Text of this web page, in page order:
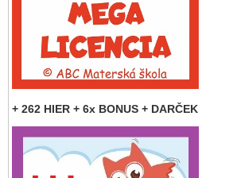
+ 262 HIER + 6x BONUS + DARČEK